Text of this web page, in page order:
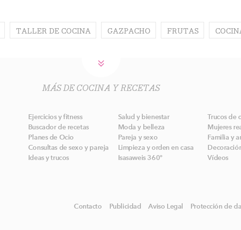
TALLER DE COCINA GAZPACHO FRUTAS
MÁS DE COCINA Y RECETAS
Ejercicios y fitness Salud y bienestar
Trucos de
Buscador de recetas Moda y belleza
Mujeres
Planes de Ocio Pareja y sexo
Familia y
Consultas de sexo y pareja Limpieza y orden en casa
Ideas y trucos Isasaweis 360º Vídeos
Contacto Publicidad Aviso Legal Protección de